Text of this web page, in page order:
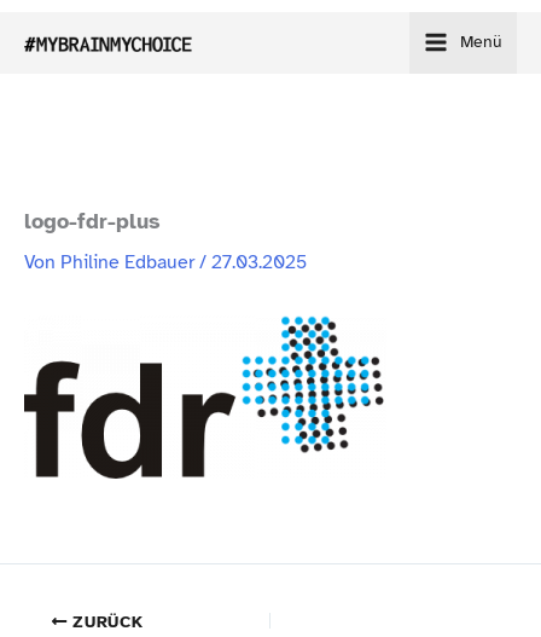
Inhalt
Menü
logo-​fdr-​plus
Von Philine Edbauer/27.03.2025
ZURÜCK